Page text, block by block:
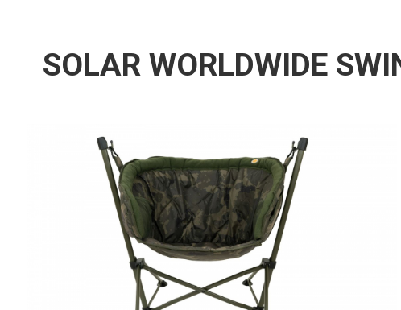
SOLAR WORLDWIDE